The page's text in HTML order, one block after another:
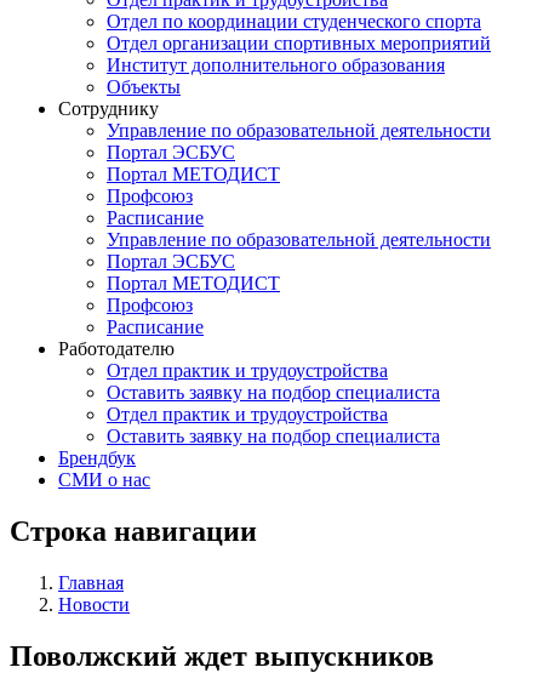
Отдел по координации студенческого спорта
Отдел организации спортивных мероприятий
Институт дополнительного образования
Объекты
Сотруднику
Управление по образовательной деятельности
Портал ЭСБУС
Портал МЕТОДИСТ
Профсоюз
Расписание
Управление по образовательной деятельности
Портал ЭСБУС
Портал МЕТОДИСТ
Профсоюз
Расписание
Работодателю
Отдел практик и трудоустройства
Оставить заявку на подбор специалиста
Отдел практик и трудоустройства
Оставить заявку на подбор специалиста
Брендбук
СМИ о нас
Строка навигации
Главная
Новости
Поволжский ждет выпускников